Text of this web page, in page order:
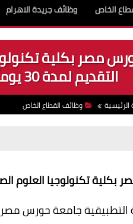
الخاص وظائف جريدة الاهرام
مصر بكلية
التقديم لمدة 30 يوماً
وظائف القطاع الخاص
تكنولوجيا العلوم الصحية
التطبيقية جامعة حورس